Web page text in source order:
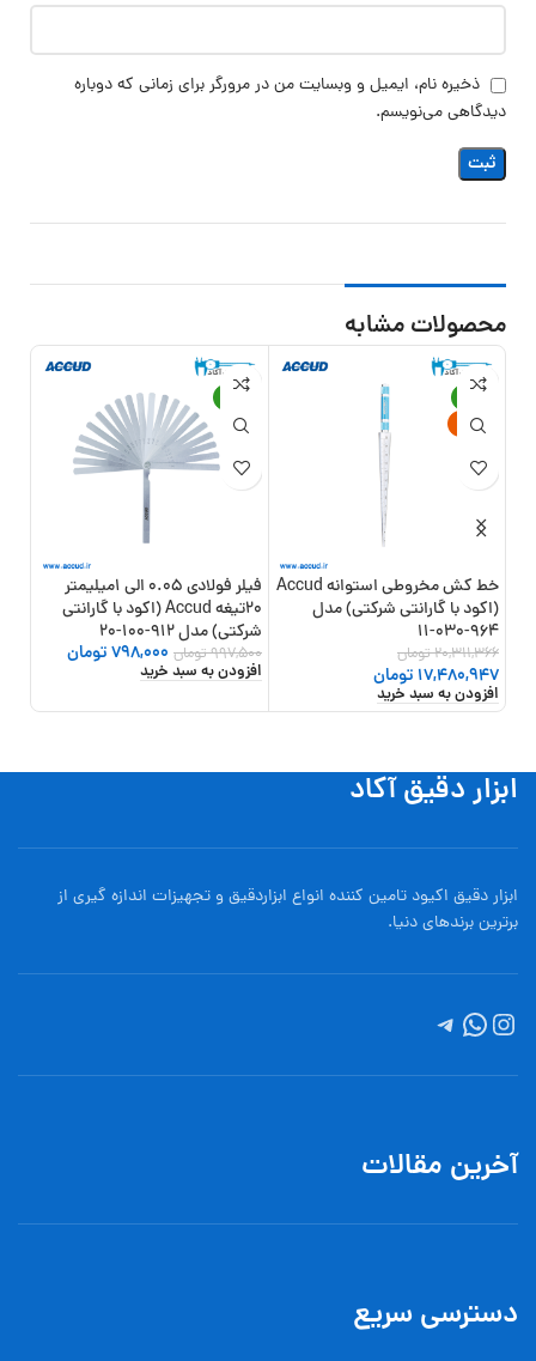
ذخیره نام، ایمیل و وبسایت من در مرورگر برای زمانی که دوباره
دیدگاهی می‌نویسم.
محصولات مشابه
-14%
جدید
خط کش مخروطی استوانه Accud
(اکود با گارانتی شرکتی) مدل
964-030-11
20,311,366تومان
17,480,947 تومان
افزودن به سبد خرید
-20%
فیلر فولادی 0.05 الی 1میلیمتر
20تیغه Accud (اکود با گارانتی
شرکتی) مدل 912-100-20
997,500تومان 798,000تومان
افزودن به سبد خرید
ابزار دقیق آکاد
ابزار دقیق اکیود تامین کننده انواع ابزاردقيق و تجهيزات اندازه گیری از
برترین برندهای دنیا.
آخرین مقالات
دسترسی سریع